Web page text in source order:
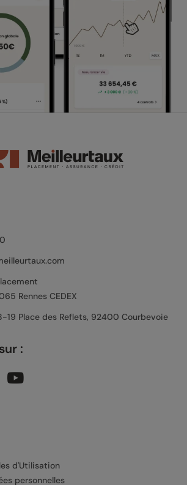
Rennes CEDEX
19 Place des Reflets, 92400 Courbevoie
:
d'Utilisation
personnelles